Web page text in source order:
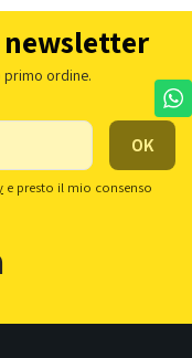
primo ordine.
e presto il mio consenso